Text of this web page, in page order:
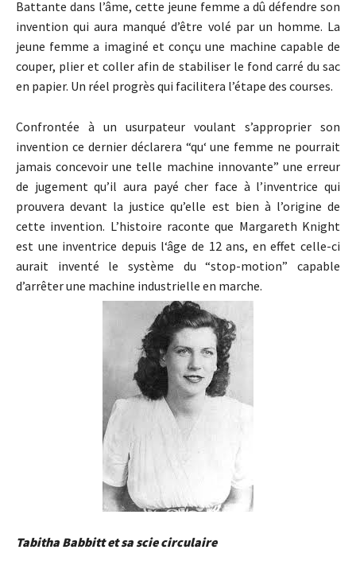
Battante dans l’âme, cette jeune femme a dû défendre son
invention qui aura manqué d’être volé par un homme. La
jeune femme a imaginé et conçu une machine capable de
couper, plier et coller afin de stabiliser le fond carré du sac
en papier. Un réel progrès qui facilitera l’étape des courses.
Confrontée à un usurpateur voulant s’approprier son
invention ce dernier déclarera “qu‘ une femme ne pourrait
jamais concevoir une telle machine innovante” une erreur
de jugement qu’il aura payé cher face à l’inventrice qui
prouvera devant la justice qu’elle est bien à l’origine de
cette invention. L’histoire raconte que Margareth Knight
est une inventrice depuis l‘âge de 12 ans, en effet celle-ci
aurait inventé le système du “stop-motion” capable
d’arrêter une machine industrielle en marche.
Tabitha Babbitt et sa scie circulaire